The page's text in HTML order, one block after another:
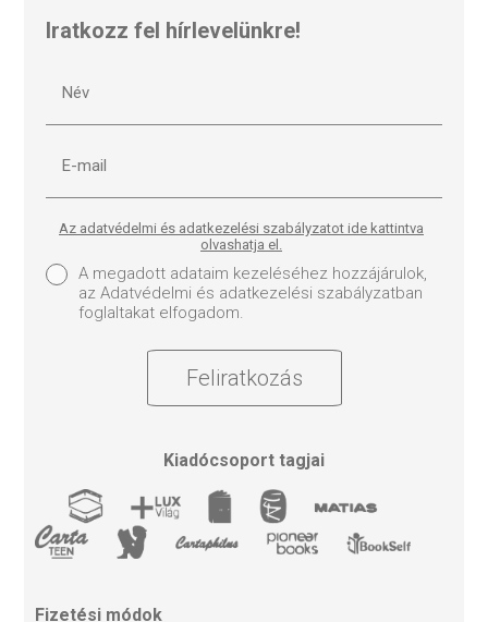
Iratkozz fel hírlevelünkre!
Az adatvédelmi és adatkezelési szabályzatot ide kattintva
olvashatja el.
A megadott adataim kezeléséhez hozzájárulok,
az Adatvédelmi és adatkezelési szabályzatban
foglaltakat elfogadom.
Feliratkozás
Kiadócsoport tagjai
Fizetési módok